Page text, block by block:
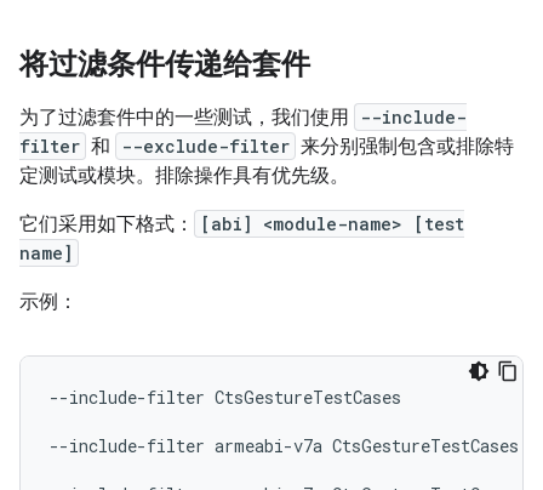
将过滤条件传递给套件
为了过滤套件中的一些测试，我们使用
--include-
filter 和 --exclude-filter 来分别强制包含或排除特
定测试或模块。排除操作具有优先级。
它们采用如下格式：
[abi] <module-name> [test
name]
示例：
--include-filter CtsGestureTestCases
--include-filter armeabi-v7a CtsGestureTestCases